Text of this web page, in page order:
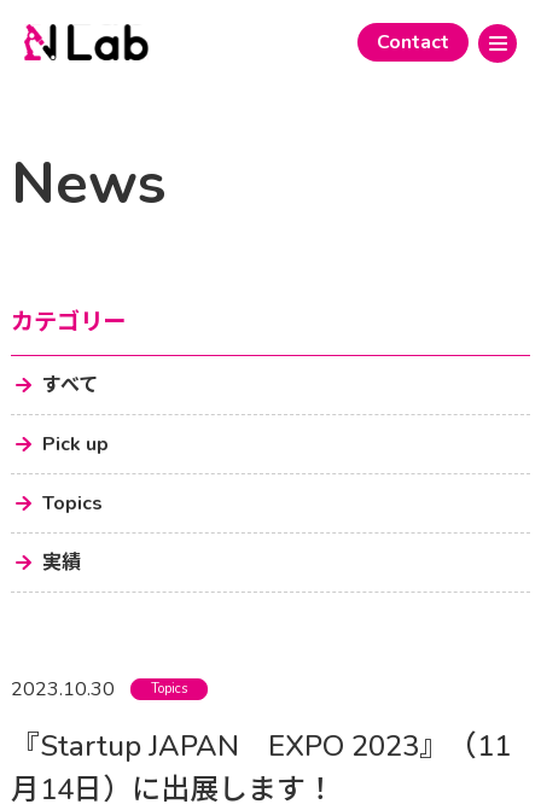
Contact
News
カテゴリー
すべて
Pick up
Topics
実績
2023.10.30 Topics
『Startup JAPAN EXPO 2023』（11
月14日）に出展します！